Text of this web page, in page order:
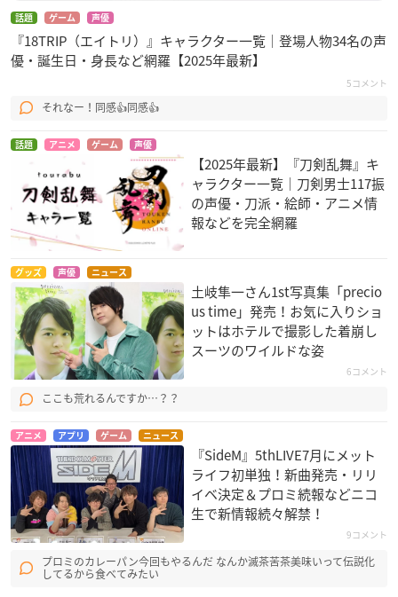
話題 ゲーム 声優
『18TRIP（エイトリ）』キャラクター一覧｜登場人物34名の声
優・誕生日・身長など網羅【2025年最新】
5コメント
それなー！同感👍同感👍
話題 アニメ ゲーム 声優
【2025年最新】『刀剣乱舞』キ
ャラクター一覧｜刀剣男士117振
の声優・刀派・絵師・アニメ情
報などを完全網羅
グッズ 声優 ニュース
土岐隼一さん1st写真集「precio
us time」発売！お気に入りショ
ットはホテルで撮影した着崩し
スーツのワイルドな姿
6コメント
ここも荒れるんですか…？？
アニメ アプリ ゲーム ニュース
『SideM』5thLIVE7月にメット
ライフ初単独！新曲発売・リリ
イベ決定＆プロミ続報などニコ
生で新情報続々解禁！
9コメント
プロミのカレーパン今回もやるんだ なんか滅茶苦茶美味いって伝説化
してるから食べてみたい